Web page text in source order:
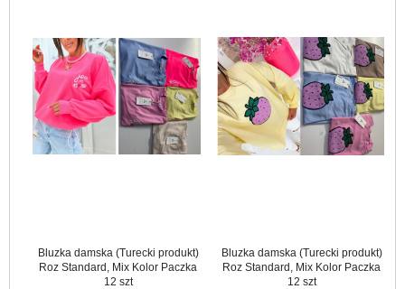
Bluzka damska (Turecki produkt)
Roz Standard, Mix Kolor Paczka
12 szt
Bluzka damska (Turecki produkt)
Roz Standard, Mix Kolor Paczka
12 szt